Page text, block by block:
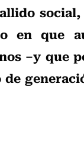
en que
–y que